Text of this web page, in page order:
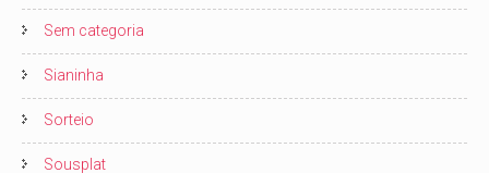
Sem categoria
Sianinha
Sorteio
Sousplat